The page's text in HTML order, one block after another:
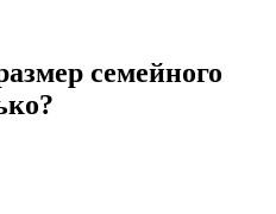
семейного